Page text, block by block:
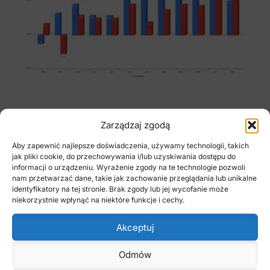
Zarządzaj zgodą
Aby zapewnić najlepsze doświadczenia, używamy technologii, takich
jak pliki cookie, do przechowywania i/lub uzyskiwania dostępu do
informacji o urządzeniu. Wyrażenie zgody na te technologie pozwoli
nam przetwarzać dane, takie jak zachowanie przeglądania lub unikalne
identyfikatory na tej stronie. Brak zgody lub jej wycofanie może
niekorzystnie wpłynąć na niektóre funkcje i cechy.
Akceptuj
Odmów
00:00 O czy i dlaczego będzie mowa
02:40 Porównanie zmian cen na starym i
nowym osiedlu mieszkaniowym
08:45 Czy zamykamy właśnie cykl na rynku
mieszkań
11:05 Jak różnią się wzrosty cen na starym
osiedlu w centrum i nowym osiedlu na
obrzeżach miasta
22:00 Czy lokalizacja to naprawdę